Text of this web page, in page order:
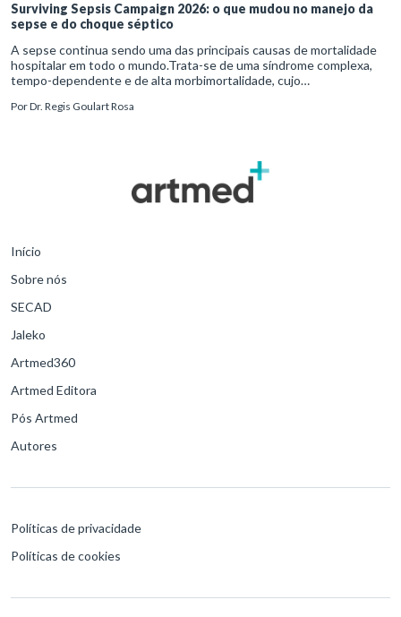
Surviving Sepsis Campaign 2026: o que mudou no manejo da
sepse e do choque séptico
A sepse continua sendo uma das principais causas de mortalidade
hospitalar em todo o mundo.Trata-se de uma síndrome complexa,
tempo-dependente e de alta morbimortalidade, cujo
para o desfe
PorDr. Regis Goulart Rosa
Início
Sobre nós
SECAD
Jaleko
Artmed360
Artmed Editora
Pós Artmed
Autores
Políticas de privacidade
Políticas de cookies